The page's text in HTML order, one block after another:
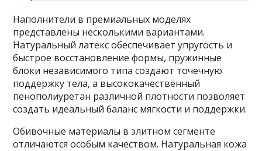
Наполнители в премиальных моделях
представлены несколькими вариантами.
Натуральный латекс обеспечивает упругость и
быстрое восстановление формы, пружинные
блоки независимого типа создают точечную
поддержку тела, а высококачественный
пенополиуретан различной плотности позволяет
создать идеальный баланс мягкости и поддержки.
Обивочные материалы в элитном сегменте
отличаются особым качеством. Натуральная кожа